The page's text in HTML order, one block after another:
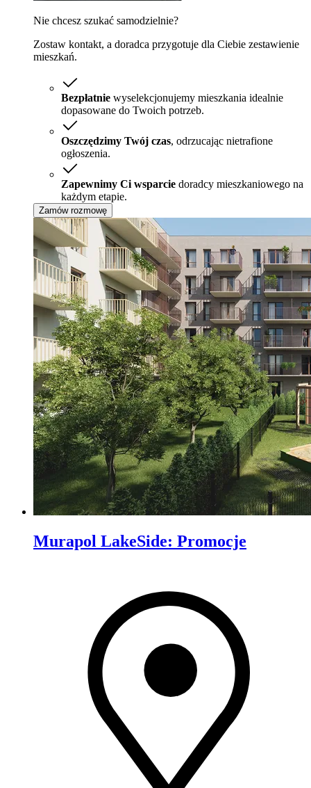
Nie chcesz szukać samodzielnie?
Zostaw kontakt, a doradca przygotuje dla Ciebie zestawienie
mieszkań.
Bezpłatnie wyselekcjonujemy mieszkania idealnie
dopasowane do Twoich potrzeb.
Oszczędzimy Twój czas, odrzucając nietrafione
ogłoszenia.
Zapewnimy Ci wsparcie doradcy mieszkaniowego na
każdym etapie.
Zamów rozmowę
Murapol LakeSide: Promocje